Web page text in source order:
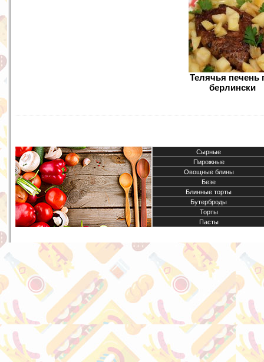
Телячья печень
берлински
Сырные
Пирожные
Овощные блины
Безе
Блинные торты
Бутерброды
Торты
Пасты